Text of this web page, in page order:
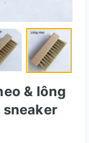
& lông
sneaker